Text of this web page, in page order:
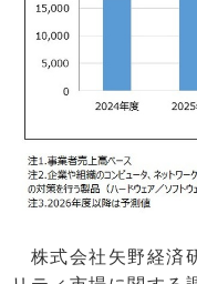
株式会社矢野経済